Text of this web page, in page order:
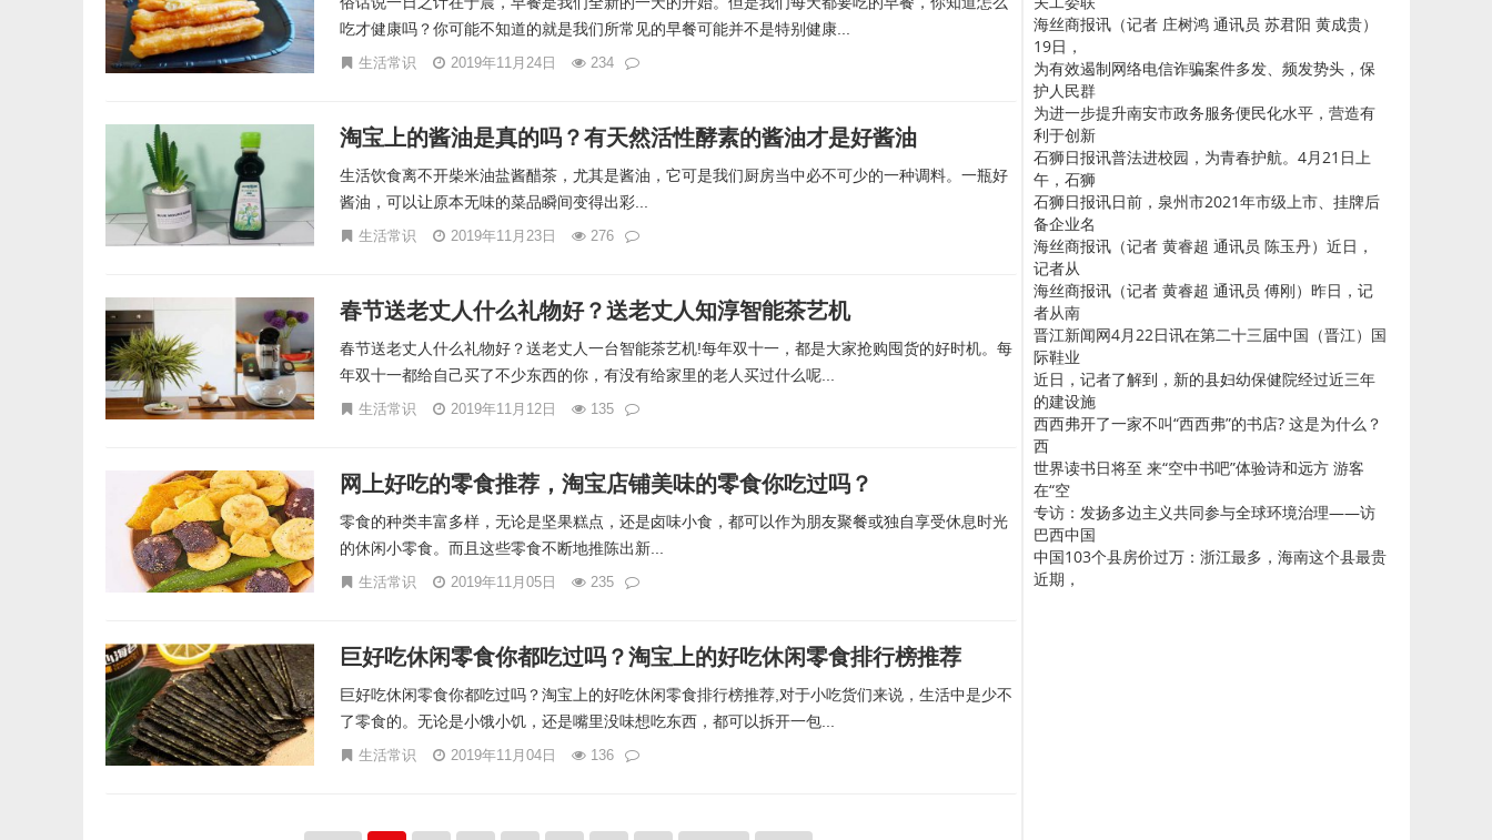
吃才健康吗？你可能不知道的就是我们所常见的早餐可能并不是特别健康...
生活常识 2019年11月24日 234
淘宝上的酱油是真的吗？有天然活性酵素的酱油才是好酱油
生活饮食离不开柴米油盐酱醋茶，尤其是酱油，它可是我们厨房当中必不可少的一种调料。一瓶好
酱油，可以让原本无味的菜品瞬间变得出彩...
生活常识 2019年11月23日 276
春节送老丈人什么礼物好？送老丈人知淳智能茶艺机
春节送老丈人什么礼物好？送老丈人一台智能茶艺机!每年双十一，都是大家抢购囤货的好时机。每
年双十一都给自己买了不少东西的你，有没有给家里的老人买过什么呢...
生活常识 2019年11月12日 135
网上好吃的零食推荐，淘宝店铺美味的零食你吃过吗？
零食的种类丰富多样，无论是坚果糕点，还是卤味小食，都可以作为朋友聚餐或独自享受休息时光
的休闲小零食。而且这些零食不断地推陈出新...
生活常识 2019年11月05日 235
巨好吃休闲零食你都吃过吗？淘宝上的好吃休闲零食排行榜推荐
巨好吃休闲零食你都吃过吗？淘宝上的好吃休闲零食排行榜推荐,对于小吃货们来说，生活中是少不
了零食的。无论是小饿小饥，还是嘴里没味想吃东西，都可以拆开一包...
生活常识 2019年11月04日 136
海丝商报讯（记者 庄树鸿 通讯员 苏君阳 黄成贵）
19日，
为有效遏制网络电信诈骗案件多发、频发势头，保
护人民群
为进一步提升南安市政务服务便民化水平，营造有
利于创新
石狮日报讯普法进校园，为青春护航。4月21日上
午，石狮
石狮日报讯日前，泉州市2021年市级上市、挂牌后
备企业名
海丝商报讯（记者 黄睿超 通讯员 陈玉丹）近日，
记者从
海丝商报讯（记者 黄睿超 通讯员 傅刚）昨日，记
者从南
晋江新闻网4月22日讯在第二十三届中国（晋江）国
际鞋业
近日，记者了解到，新的县妇幼保健院经过近三年
的建设施
西西弗开了一家不叫“西西弗”的书店? 这是为什么？
西
世界读书日将至 来“空中书吧”体验诗和远方 游客
在“空
专访：发扬多边主义共同参与全球环境治理——访
巴西中国
中国103个县房价过万：浙江最多，海南这个县最贵
近期，